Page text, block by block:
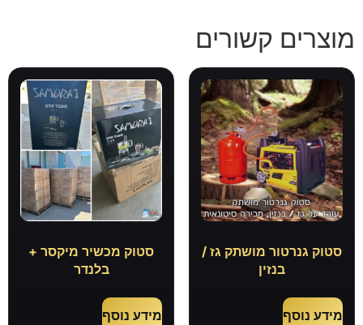
מוצרים קשורים
סטוק גנרטור מושתק גז /
בנזין
מידע נוסף
סטוק מכשיר מיקסר +
בלנדר
מידע נוסף